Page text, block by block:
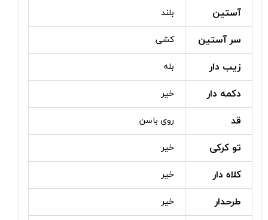
آستین بلند
سر آستین کشی
زیب دار بله
دکمه دار خیر
قد روی باسن
تو کرکی خیر
کلاه دار خیر
طرحدار خیر